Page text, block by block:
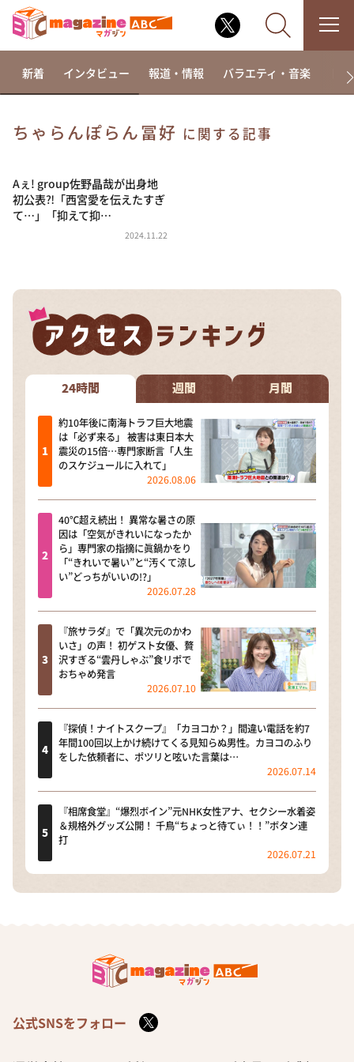
相席食堂
これ余談なんですけど・・・
～人生密着トークバラエティ！～ やすとものいたっ
河合＆A.B.C-Z塚田×福井アナ「なんでやねん！？」
（news おかえり）
DAIGOも台所 ～きょうの献立 何にする？～
本日はダイアンなり！シーズン２
朝だ！生です旅サラダ
教えて！ニュースライブ 正義のミカタ
ＬＩＦＥ～夢のカタチ～
新婚さんいらっしゃい！
ポツンと一軒家
ザキ山小屋本館
ぺこぱのまるスポ
新着 インタビュー 報道・情報 バラエティ・音楽 ド
ちゃらんぽらん冨好 に関する記事
Aぇ! group佐野晶哉が出身地
初公表⁈「西宮愛を伝えたすぎ
て…」「抑えて抑…
2024.11.22
24時間 週間 月間
約10年後に南海トラフ巨大地震
は「必ず来る」 被害は東日本大
震災の15倍…専門家断言「人生
のスケジュールに入れて」
2026.08.06
40℃超え続出！ 異常な暑さの原
因は「空気がきれいになったか
ら」専門家の指摘に眞鍋かをり
「“きれいで暑い”と“汚くて涼し
い”どっちがいいの!?」
2026.07.28
『旅サラダ』で「異次元のかわ
いさ」の声！ 初ゲスト女優、贅
沢すぎる“雲丹しゃぶ”食リポで
おちゃめ発言
2026.07.10
『探偵！ナイトスクープ』「カヨコか？」間違い電話を約7
年間100回以上かけ続けてくる見知らぬ男性。カヨコのふり
をした依頼者に、ポツリと呟いた言葉は…
2026.07.14
『相席食堂』“爆烈ボイン”元NHK女性アナ、セクシー水着姿
＆規格外グッズ公開！ 千鳥“ちょっと待てぃ！！”ボタン連
打
2026.07.21
公式SNSをフォロー